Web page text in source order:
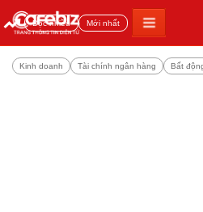
Đọc nhiều Mới nhất
Kinh doanh Tài chính ngân hàng Bất